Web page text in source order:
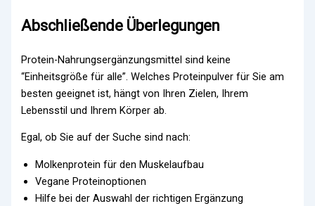
Abschließende Überlegungen
Protein-Nahrungsergänzungsmittel sind keine
“Einheitsgröße für alle”. Welches Proteinpulver für Sie am
besten geeignet ist, hängt von Ihren Zielen, Ihrem
Lebensstil und Ihrem Körper ab.
Egal, ob Sie auf der Suche sind nach:
Molkenprotein für den Muskelaufbau
Vegane Proteinoptionen
Hilfe bei der Auswahl der richtigen Ergänzung